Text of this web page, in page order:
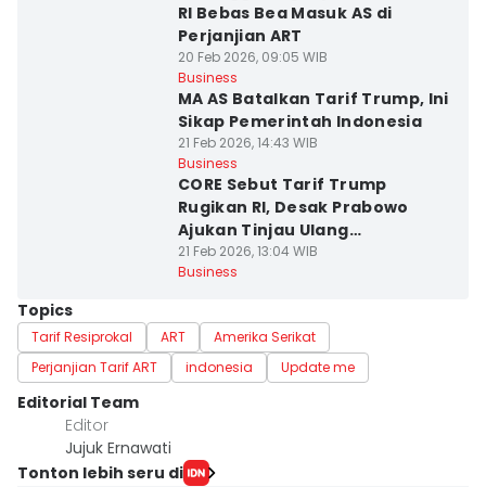
RI Bebas Bea Masuk AS di
Perjanjian ART
20 Feb 2026, 09:05 WIB
Business
MA AS Batalkan Tarif Trump, Ini
Sikap Pemerintah Indonesia
21 Feb 2026, 14:43 WIB
Business
CORE Sebut Tarif Trump
Rugikan RI, Desak Prabowo
Ajukan Tinjau Ulang
Kesepakatan
21 Feb 2026, 13:04 WIB
Business
Topics
Tarif Resiprokal ART
Amerika Serikat
Perjanjian Tarif ART
indonesia Update me
Editorial Team
Editor
Jujuk Ernawati
Tonton lebih seru di